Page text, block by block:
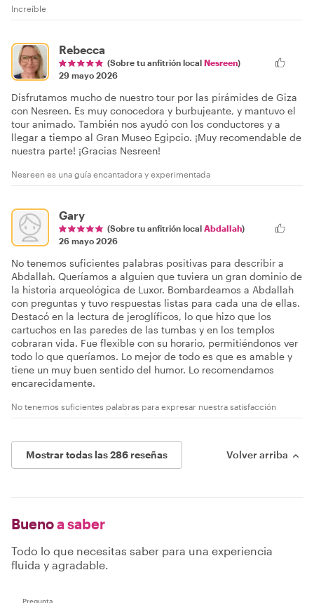
Increíble
Rebecca
(Sobre tu anfitrión local Nesreen)
29 mayo 2026
Disfrutamos mucho de nuestro tour por las pirámides de Giza
con Nesreen. Es muy conocedora y burbujeante, y mantuvo el
tour animado. También nos ayudó con los conductores y a
llegar a tiempo al Gran Museo Egipcio. ¡Muy recomendable de
nuestra parte! ¡Gracias Nesreen!
Nesreen es una guía encantadora y experimentada
Gary
(Sobre tu anfitrión local Abdallah)
26 mayo 2026
No tenemos suficientes palabras positivas para describir a
Abdallah. Queríamos a alguien que tuviera un gran dominio de
la historia arqueológica de Luxor. Bombardeamos a Abdallah
con preguntas y tuvo respuestas listas para cada una de ellas.
Destacó en la lectura de jeroglíficos, lo que hizo que los
cartuchos en las paredes de las tumbas y en los templos
cobraran vida. Fue flexible con su horario, permitiéndonos ver
todo lo que queríamos. Lo mejor de todo es que es amable y
tiene un muy buen sentido del humor. Lo recomendamos
encarecidamente.
No tenemos suficientes palabras para expresar nuestra satisfacción
Mostrar todas las 286 reseñas Volver arriba
Buenoa saber
Todo lo que necesitas saber para una experiencia
fluida y agradable.
Pregunta